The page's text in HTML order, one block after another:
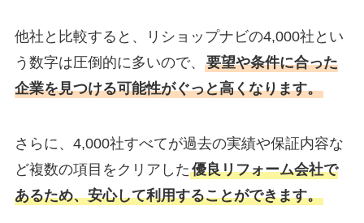
他社と比較すると、リショップナビの4,000社とい
う数字は圧倒的に多いので、 要望や条件に合った
企業を見つける可能性がぐっと高くなります。
さらに、4,000社すべてが過去の実績や保証内容な
ど複数の項目をクリアした優良リフォーム会社で
あるため、安心して利用することができます。